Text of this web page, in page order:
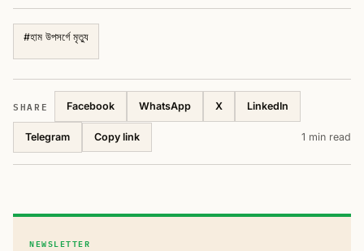
#হাম উপসর্গে মৃত্যু
SHARE Facebook WhatsApp X LinkedIn
Telegram Copy link 1 min read
NEWSLETTER